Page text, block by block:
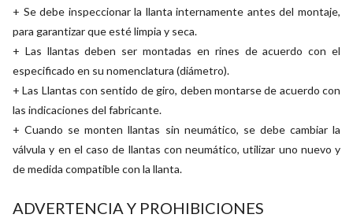
+ Se debe inspeccionar la llanta internamente antes del montaje,
para garantizar que esté limpia y seca.
+ Las llantas deben ser montadas en rines de acuerdo con el
especificado en su nomenclatura (diámetro).
+ Las Llantas con sentido de giro, deben montarse de acuerdo con
las indicaciones del fabricante.
+ Cuando se monten llantas sin neumático, se debe cambiar la
válvula y en el caso de llantas con neumático, utilizar uno nuevo y
de medida compatible con la llanta.
ADVERTENCIA Y PROHIBICIONES